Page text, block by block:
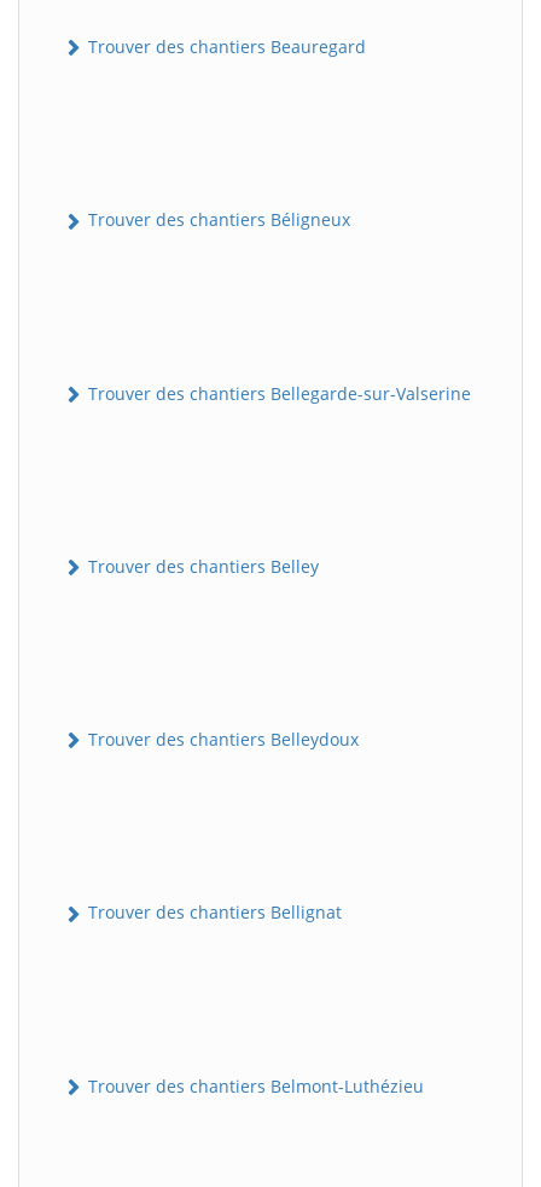
Trouver des chantiers Beauregard
Trouver des chantiers Béligneux
Trouver des chantiers Bellegarde-sur-Valserine
Trouver des chantiers Belley
Trouver des chantiers Belleydoux
Trouver des chantiers Bellignat
Trouver des chantiers Belmont-Luthézieu